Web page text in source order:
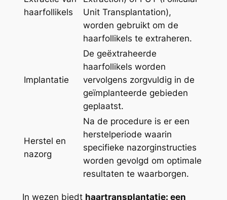
haarfollikels
Unit Transplantation),
worden gebruikt om de
haarfollikels te extraheren.
Implantatie
De geëxtraheerde
haarfollikels worden
vervolgens zorgvuldig in de
geïmplanteerde gebieden
geplaatst.
Herstel en
nazorg
Na de procedure is er een
herstelperiode waarin
specifieke nazorginstructies
worden gevolgd om optimale
resultaten te waarborgen.
In wezen biedt haartransplantatie: een